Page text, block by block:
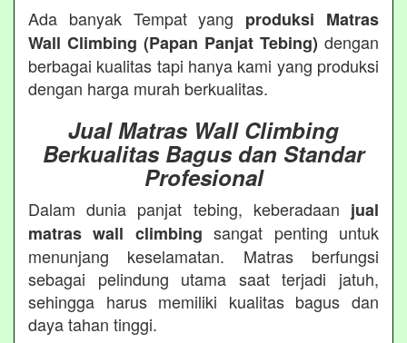
Ada banyak Tempat yang produksi Matras
Wall Climbing (Papan Panjat Tebing) dengan
berbagai kualitas tapi hanya kami yang produksi
dengan harga murah berkualitas.
Jual Matras Wall Climbing
Berkualitas Bagus dan Standar
Profesional
Dalam dunia panjat tebing, keberadaan jual
matras wall climbing sangat penting untuk
menunjang keselamatan. Matras berfungsi
sebagai pelindung utama saat terjadi jatuh,
sehingga harus memiliki kualitas bagus dan
daya tahan tinggi.